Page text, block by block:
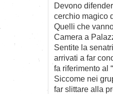
Devono
cerchio magico
Quelli che
Camera a
Sentite la
arrivati a far
fa riferimento al
Siccome nei
far slittare alla